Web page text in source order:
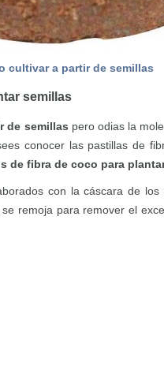
cultivar a partir de semillas
semillas
de semillas pero odias la
conocer las pastillas de
de fibra de coco para
con la cáscara de
remoja para remover el